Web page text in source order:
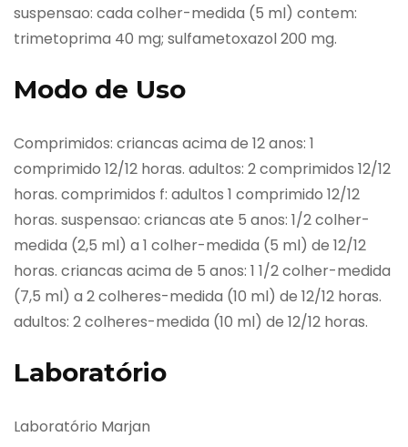
suspensao: cada colher-medida (5 ml) contem:
trimetoprima 40 mg; sulfametoxazol 200 mg.
Modo de Uso
Comprimidos: criancas acima de 12 anos: 1
comprimido 12/12 horas. adultos: 2 comprimidos 12/12
horas. comprimidos f: adultos 1 comprimido 12/12
horas. suspensao: criancas ate 5 anos: 1/2 colher-
medida (2,5 ml) a 1 colher-medida (5 ml) de 12/12
horas. criancas acima de 5 anos: 1 1/2 colher-medida
(7,5 ml) a 2 colheres-medida (10 ml) de 12/12 horas.
adultos: 2 colheres-medida (10 ml) de 12/12 horas.
Laboratório
Laboratório Marjan